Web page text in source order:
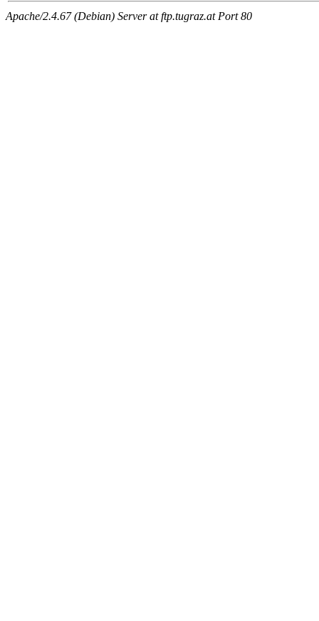
Apache/2.4.67 (Debian) Server at ftp.tugraz.at Port 80